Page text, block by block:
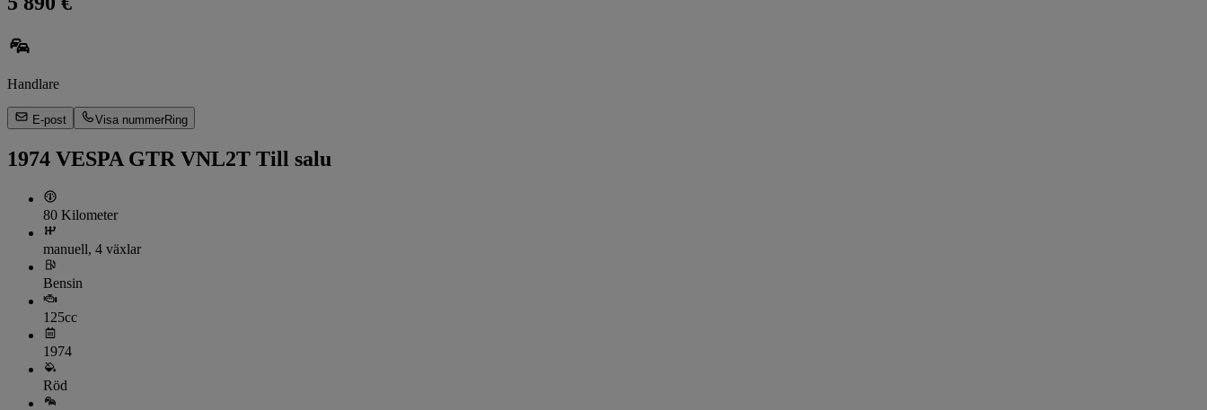
Handlare
E-post Visa nummerRing
1974 VESPA GTR VNL2T Till salu
80 Kilometer
manuell, 4 växlar
Bensin
125cc
1974
Röd